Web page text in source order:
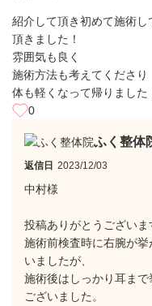
紹介して頂き初めて施術し
頂きました！
雰囲気も良く
施術方法も考えてくださり
体も軽くなって帰りました
0
ふく整体
返信日 2023/12/03
中村様
投稿ありがとうございま
施術前検査時に右腕が
いましたが、
施術後はしっかり耳ま
ございました。